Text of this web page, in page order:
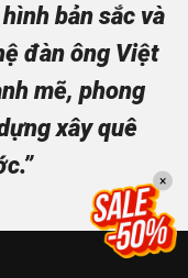
bản sắc và
đàn ông Việt
mẽ, phong
xây quê
×